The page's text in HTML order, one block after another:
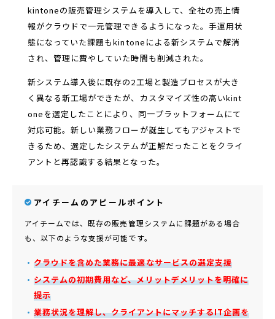
kintoneの販売管理システムを導入して、全社の売上情
報がクラウドで一元管理できるようになった。手運用状
態になっていた課題もkintoneによる新システムで解消
され、管理に費やしていた時間も削減された。
新システム導入後に既存の2工場と製造プロセスが大き
く異なる新工場ができたが、カスタマイズ性の高いkint
oneを選定したことにより、同一プラットフォームにて
対応可能。新しい業務フローが誕生してもアジャストで
きるため、選定したシステムが正解だったことをクライ
アントと再認識する結果となった。
アイチームのアピールポイント
アイチームでは、既存の販売管理システムに課題がある場合
も、以下のような支援が可能です。
クラウドを含めた業務に最適なサービスの選定支援
システムの初期費用など、メリットデメリットを明確に
提示
業務状況を理解し、クライアントにマッチするIT企画を